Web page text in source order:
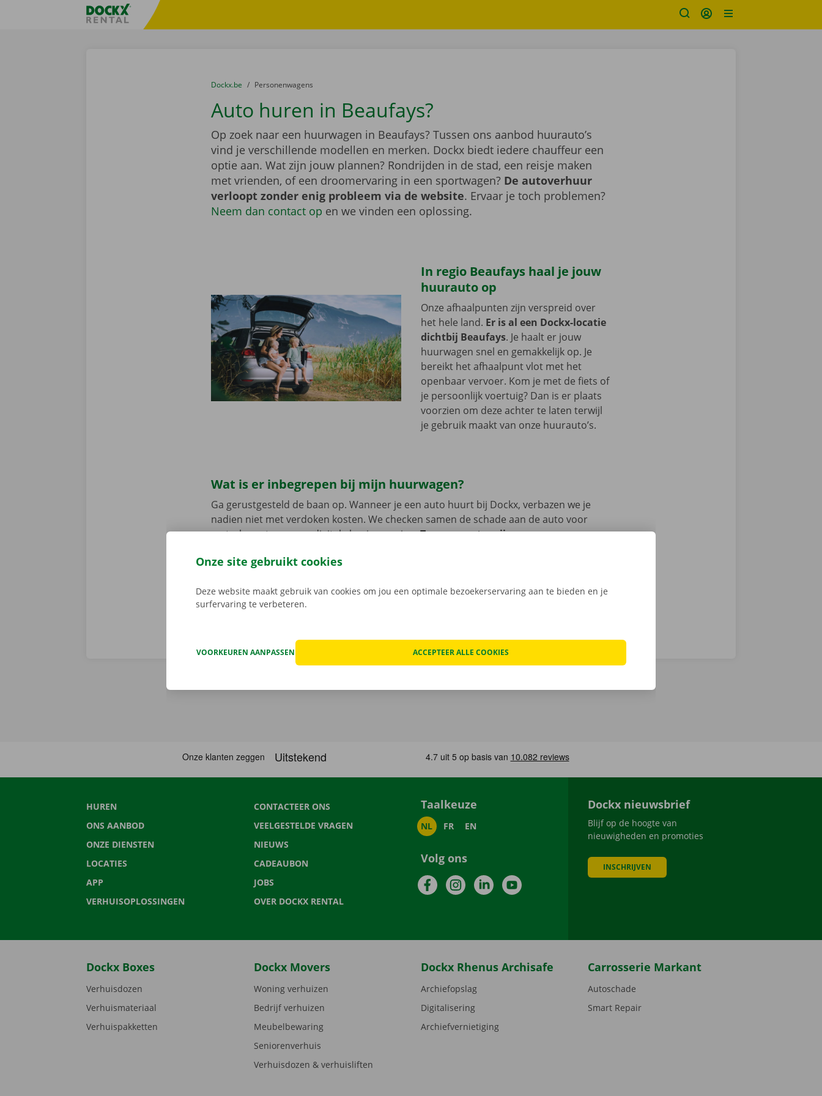
Taalselectie overslaanFratello DEMO
U bevindt zich hier:
van
Dockx.be naar
Personenwagens
Auto huren in Beaufays?
Op zoek naar een huurwagen in Beaufays? Tussen ons aanbod huurauto’s
vind je verschillende modellen en merken. Dockx biedt iedere chauffeur een
optie aan. Wat zijn jouw plannen? Rondrijden in de stad, een reisje maken
met vrienden, of een droomervaring in een sportwagen? De autoverhuur
verloopt zonder enig probleem via de website. Ervaar je toch problemen?
Neem dan contact op en we vinden een oplossing.
In regio Beaufays haal je jouw
huurauto op
Onze afhaalpunten zijn verspreid over
het hele land. Er is al een Dockx-locatie
dichtbij Beaufays. Je haalt er jouw
huurwagen snel en gemakkelijk op. Je
bereikt het afhaalpunt vlot met het
openbaar vervoer. Kom je met de fiets of
je persoonlijk voertuig? Dan is er plaats
voorzien om deze achter te laten terwijl
je gebruik maakt van onze huurauto’s.
Wat is er inbegrepen bij mijn huurwagen?
Ga gerustgesteld de baan op. Wanneer je een auto huurt bij Dockx, verbazen we je
nadien niet met verdoken kosten. We checken samen de schade aan de auto voor
vertrek en sturen een digitale kopie naar jou.Transparante prijzen en een
onderweg? Dan staat er 24/7 assistentie en pechverhelping voor je klaar.
HUREN
ONS AANBOD
ONZE DIENSTEN
LOCATIES
APP
VERHUISOPLOSSINGEN
CONTACTEER ONS
VEELGESTELDE VRAGEN
NIEUWS
CADEAUBON
JOBS
OVER DOCKX RENTAL
Taalkeuze
NL FR EN
Volg ons
FacebookInstagramLinkedInYouTube
Dockx nieuwsbrief
Blijf op de hoogte van
nieuwigheden en promoties
INSCHRIJVEN
Dockx Boxes
Verhuisdozen
Verhuismateriaal
Verhuispakketten
Dockx Movers
Woning verhuizen
Bedrijf verhuizen
Meubelbewaring
Seniorenverhuis
Verhuisdozen & verhuisliften
Dockx Rhenus Archisafe
Archiefopslag
Digitalisering
Archiefvernietiging
Carrosserie Markant
Autoschade
Smart Repair
Onze site gebruikt cookies
Deze website maakt gebruik van cookies om jou een optimale bezoekerservaring aan te bieden en je
surfervaring te verbeteren.
VOORKEUREN AANPASSEN ACCEPTEER ALLE COOKIES